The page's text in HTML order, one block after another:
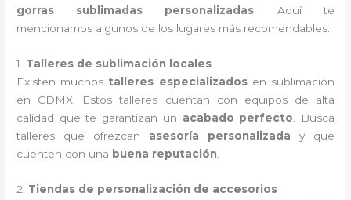
gorras sublimadas personalizadas. Aquí te
mencionamos algunos de los lugares más recomendables:
1. Talleres de sublimación locales
Existen muchos talleres especializadosen sublimación
en CDMX. Estos talleres cuentan con equipos de alta
calidad que te garantizan un acabado perfecto . Busca
talleres que ofrezcan asesoría personalizada y que
cuenten con una buena reputación
2. Tiendas de personalización de accesorios